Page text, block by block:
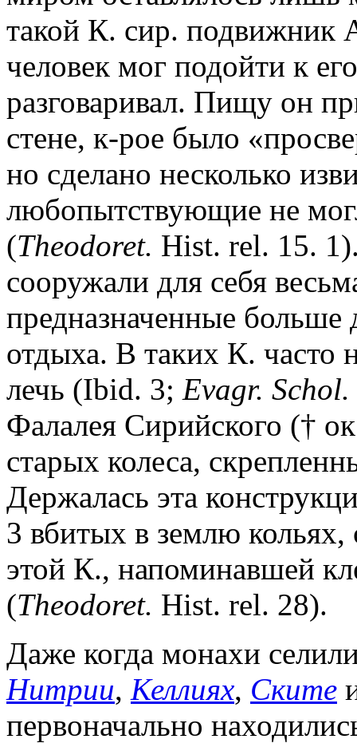
такой К. сир. подвижник
человек мог подойти к
разговаривал. Пищу он
стене, к-рое было
но сделано несколько
любопытствующие не
(Theodoret. Hist. rel. 15.
сооружали для себя
предназначенные больше
отдыха. В таких К. часто
лечь (Ibid. 3; Evagr. Schol.
Фалалея Сирийского (†
старых колеса,
Держалась эта
3 вбитых в землю
этой К., напоминавшей
(Theodoret. Hist. rel. 28).
Даже когда монахи
Нитрии, Келлиях, Ските
первоначально